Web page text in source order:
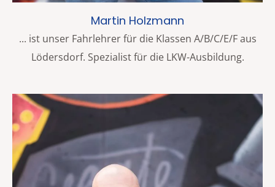
Martin Holzmann
... ist unser Fahrlehrer für die Klassen A/B/C/E/F aus
Lödersdorf. Spezialist für die LKW-Ausbildung.